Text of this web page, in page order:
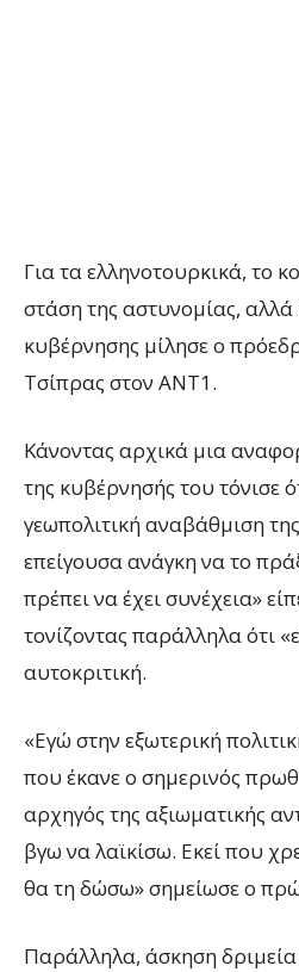
Για τα ελληνοτουρκικά, το
στάση της αστυνομίας, αλλά
κυβέρνησης μίλησε ο
Τσίπρας στον ΑΝΤ1.
Κάνοντας αρχικά μια
της κυβέρνησής του τόνισε
γεωπολιτική αναβάθμιση
επείγουσα ανάγκη να το
πρέπει να έχει συνέχεια»
τονίζοντας παράλληλα ότι
αυτοκριτική.
«Εγώ στην εξωτερική
που έκανε ο σημερινός
αρχηγός της αξιωματικής
βγω να λαϊκίσω. Εκεί που
θα τη δώσω» σημείωσε ο
Παράλληλα, άσκηση δριμεία